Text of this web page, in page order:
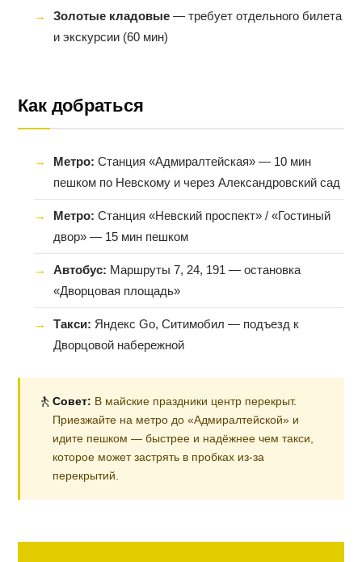
Золотые кладовые — требует отдельного билета
и экскурсии (60 мин)
Как добраться
Метро: Станция «Адмиралтейская» — 10 мин
пешком по Невскому и через Александровский сад
Метро: Станция «Невский проспект» / «Гостиный
двор» — 15 мин пешком
Автобус: Маршруты 7, 24, 191 — остановка
«Дворцовая площадь»
Такси: Яндекс Go, Ситимобил — подъезд к
Дворцовой набережной
🚶Совет: В майские праздники центр перекрыт.
Приезжайте на метро до «Адмиралтейской» и
идите пешком — быстрее и надёжнее чем такси,
которое может застрять в пробках из-за
перекрытий.